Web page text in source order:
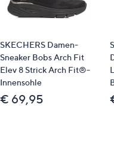
SKECHERS Damen-
Sneaker Bobs Arch Fit
Elev 8 Strick Arch Fit®-
Innensohle
€ 69,95